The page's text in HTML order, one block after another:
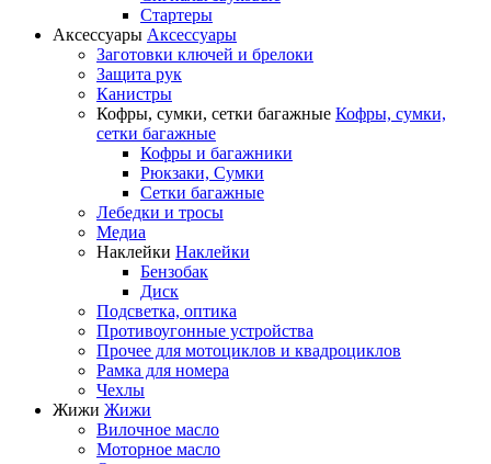
Стартеры
Аксессуары Аксессуары
Заготовки ключей и брелоки
Защита рук
Канистры
Кофры, сумки, сетки багажные Кофры, сумки,
сетки багажные
Кофры и багажники
Рюкзаки, Сумки
Сетки багажные
Лебедки и тросы
Медиа
Наклейки Наклейки
Бензобак
Диск
Подсветка, оптика
Противоугонные устройства
Прочее для мотоциклов и квадроциклов
Рамка для номера
Чехлы
Жижи Жижи
Вилочное масло
Моторное масло